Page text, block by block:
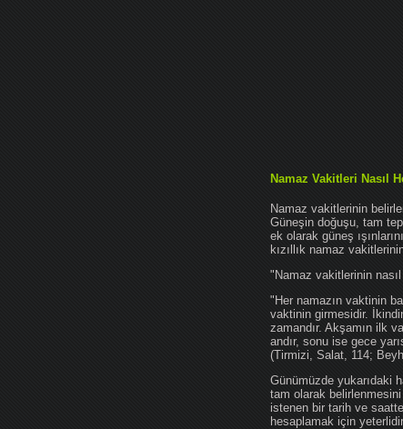
Namaz Vakitleri Nasıl
Namaz vakitlerinin
Güneşin doğuşu, tam
ek olarak güneş
kızıllık namaz
"Namaz vakitlerinin
"Her namazın vaktinin
vaktinin girmesidir.
zamandır. Akşamın ilk
andır, sonu ise gece
(Tirmizi, Salat, 114;
Günümüzde yukarıdaki
tam olarak
istenen bir tarih ve
hesaplamak için